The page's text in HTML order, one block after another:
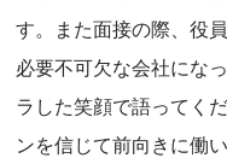
す。また面接の際、役
必要不可欠な会社にな
ラした笑顔で語ってく
ンを信じて前向きに働